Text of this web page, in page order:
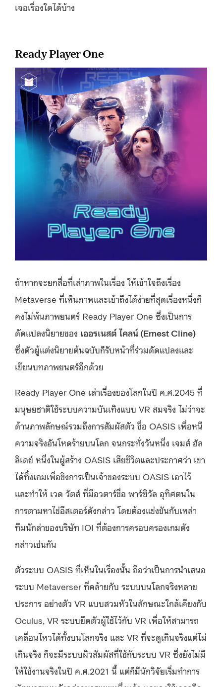
เจอเรื่องใดได้บ้าง
Ready Player One
ถ้าหากจะยกสื่อที่เล่าภาพในเรื่อง ให้เข้าใจถึงเรื่อง
Metaverse ที่เห็นภาพและเข้าถึงได้ง่ายที่สุดเรื่องหนึ่งก็
คงไม่พ้นภาพยนตร์ Ready Player One ซึ่งเป็นการ
ดัดแปลงนิยายของ เออรเนสต์ ไคลน์ (Ernest Cline)
ซึ่งตัวผู้แต่งนิยายต้นฉบับก็รับหน้าที่ร่วมดัดแปลงและ
เขียนบทภาพยนตร์อีกด้วย
Ready Player One เล่าเรื่องของโลกในปี ค.ศ.2045 ที่
มนุษยชาติใช้ระบบความบันเทิงแบบ VR สมจริง ไม่ว่าจะ
ด้านภาพลักษณ์รวมถึงการสัมผัสตัว ชื่อ OASIS เพื่อหนี
ความจริงอันโหดร้ายบนโลก จนกระทั่งวันหนึ่ง เจมส์ ฮัล
ลิเดย์ หนึ่งในผู้สร้าง OASIS เสียชีวิตและประกาศว่า เขา
ได้ทิ้งเกมเพื่อชิงการเป็นเจ้าของระบบ OASIS เอาไว้
และทำให้ เวด วัตส์ ที่มีอวตาร์ชื่อ พาร์ซิวัล อุทิศตนใน
การตามหาไข่อีสเตอร์ดังกล่าว โดยต้องแข่งขันกับเหล่า
ทีมนักล่าของบริษัท IOI ที่ต้องการครอบครองเกมดัง
กล่าวเช่นกัน
ตัวระบบ OASIS ที่เห็นในเรื่องนั้น ถือว่าเป็นการนำเสนอ
ระบบ Metaverser ที่คล้ายกับ ระบบบนโลกจริงหลาย
ประการ อย่างตัว VR แบบสวมหัวในลักษณะใกล้เคียงกับ
Oculus, VR ระบบยึดตัวผู้ใช้ไว้กับ VR เพื่อให้สามารถ
เคลื่อนไหวได้ทั้งบนโลกจริง และ VR ที่จะดูเกินจริงแต่ไม่
เกินจริง ก็จะมีระบบผิวสัมผัสที่ใช้กับระบบ VR ซึ่งยังไม่มี
ให้ใช้งานจริงในปี ค.ศ.2021 นี้ แต่ก็มีนักวิจัยเริ่มทำการ